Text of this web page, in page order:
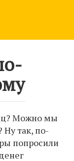
Можно мы
Ну так, по-
попросили